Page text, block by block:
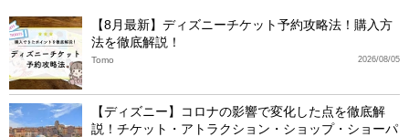
【8月最新】ディズニーチケット予約攻略法！購入方
法を徹底解説！
2026/08/05
Tomo
【ディズニー】コロナの影響で変化した点を徹底解
説！チケット・アトラクション・ショップ・ショーパ